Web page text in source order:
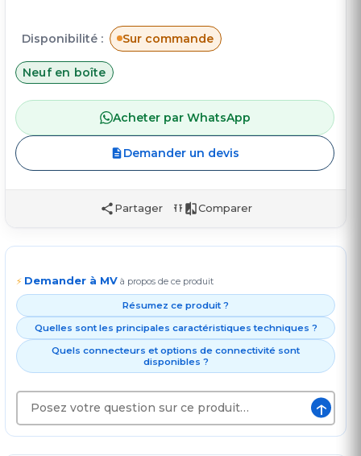
Disponibilité : Sur commande
Neuf en boîte
Acheter par WhatsApp
Demander un devis
Partager Comparer
⚡ Demander à MV à propos de ce produit
Résumez ce produit ?
Quelles sont les principales caractéristiques techniques ?
Quels connecteurs et options de connectivité sont
disponibles ?
↑